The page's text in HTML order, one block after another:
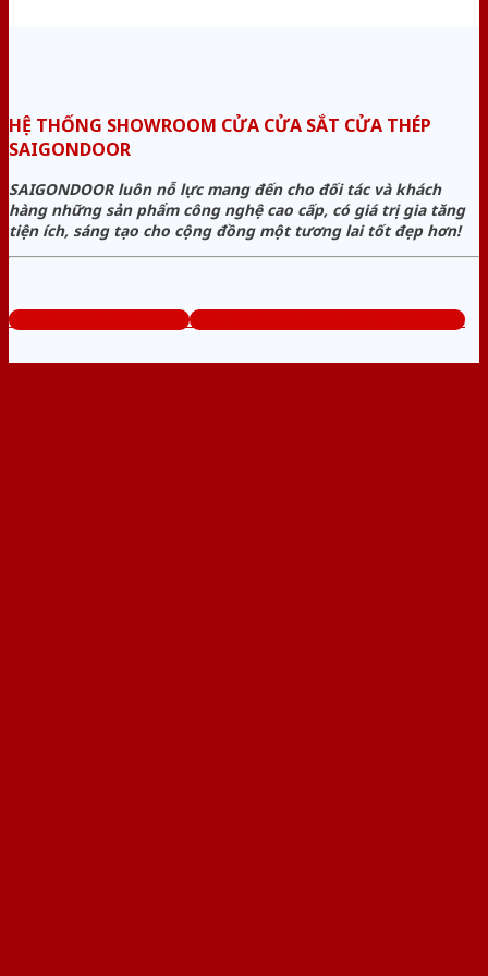
HỆ THỐNG SHOWROOM CỬA CỬA SẮT CỬA THÉP
SAIGONDOOR
SAIGONDOOR luôn nỗ lực mang đến cho đối tác và khách
hàng những sản phẩm công nghệ cao cấp, có giá trị gia tăng
tiện ích, sáng tạo cho cộng đồng một tương lai tốt đẹp hơn!
www.cuasatcuathep.com Tổng đài tư vấn miễn phí: 0824.400.400